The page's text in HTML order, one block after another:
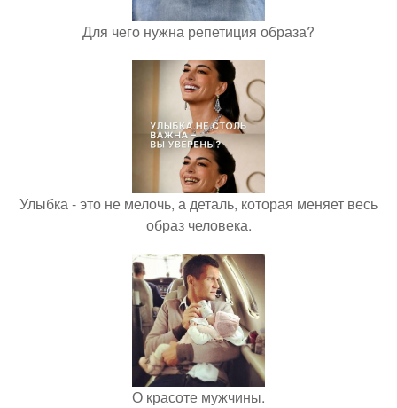
Для чего нужна репетиция образа?
Улыбка - это не мелочь, а деталь, которая меняет весь
образ человека.
О красоте мужчины.